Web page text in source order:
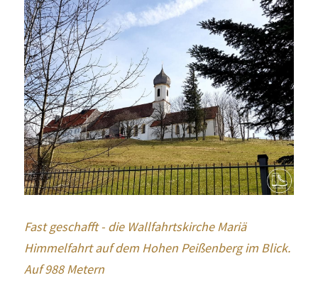
Fast geschafft - die Wallfahrtskirche Mariä
Himmelfahrt auf dem Hohen Peißenberg im Blick.
Auf 988 Metern